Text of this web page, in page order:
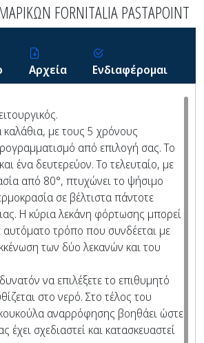
FORNITALIA PASTAPOINT
Αρχεία Ενδιαφέρομαι
με τους 5 χρόνους
από επιλογή σας. Το
ένα δευτερεύον. Το τελευταίο, με
από 80°, πτυχώνει το ψήσιμο
σε βέλτιστα πάντοτε
Η κύρια λεκάνη φόρτωσης μπορεί
αυτόματο τρόπο που συνδέεται με
των δύο λεκανών και του
να επιλέξετε το επιθυμητό
στο νερό. Στο τέλος του
αναρρόφησης βοηθάει ώστε
σχεδιαστεί και κατασκευαστεί